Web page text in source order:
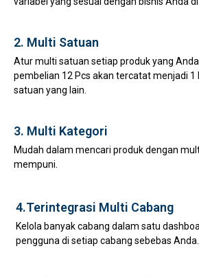
2. Multi Satuan
Atur multi satuan setiap produk yang
pembelian 12 Pcs akan tercatat menjadi 1
satuan yang lain.
3. Multi Kategori
Mudah dalam mencari produk dengan
mempuni.
4.Terintegrasi Multi Cabang
Kelola banyak cabang dalam satu
pengguna di setiap cabang sebebas Anda.